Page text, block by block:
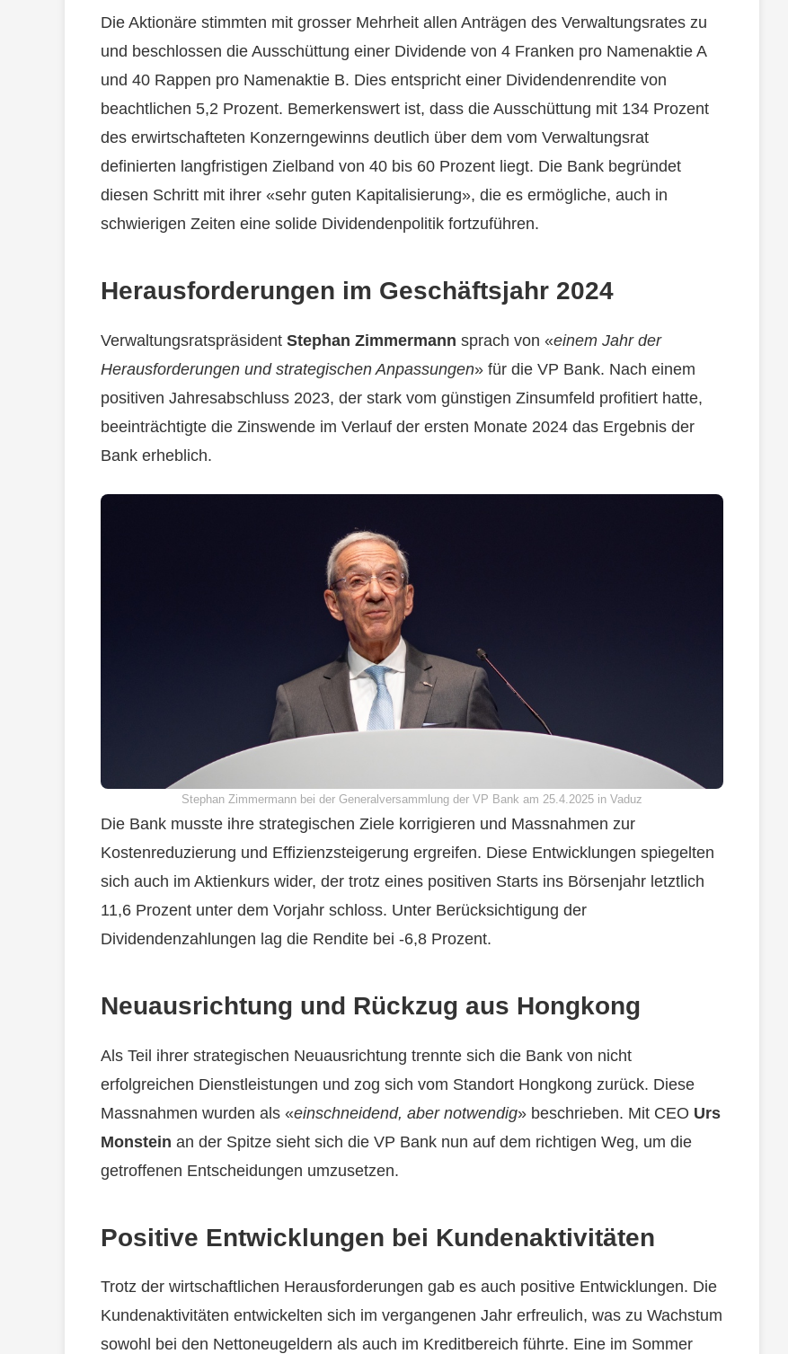
Die Aktionäre stimmten mit grosser Mehrheit allen Anträgen des Verwaltungsrates zu
und beschlossen die Ausschüttung einer Dividende von 4 Franken pro Namenaktie A
und 40 Rappen pro Namenaktie B. Dies entspricht einer Dividendenrendite von
beachtlichen 5,2 Prozent. Bemerkenswert ist, dass die Ausschüttung mit 134 Prozent
des erwirtschafteten Konzerngewinns deutlich über dem vom Verwaltungsrat
definierten langfristigen Zielband von 40 bis 60 Prozent liegt. Die Bank begründet
diesen Schritt mit ihrer «sehr guten Kapitalisierung», die es ermögliche, auch in
schwierigen Zeiten eine solide Dividendenpolitik fortzuführen.
Herausforderungen im Geschäftsjahr 2024
Verwaltungsratspräsident Stephan Zimmermann sprach von «einem Jahr der
Herausforderungen und strategischen Anpassungen» für die VP Bank. Nach einem
positiven Jahresabschluss 2023, der stark vom günstigen Zinsumfeld profitiert hatte,
beeinträchtigte die Zinswende im Verlauf der ersten Monate 2024 das Ergebnis der
Bank erheblich.
Stephan Zimmermann bei der Generalversammlung der VP Bank am 25.4.2025 in Vaduz
Die Bank musste ihre strategischen Ziele korrigieren und Massnahmen zur
Kostenreduzierung und Effizienzsteigerung ergreifen. Diese Entwicklungen spiegelten
sich auch im Aktienkurs wider, der trotz eines positiven Starts ins Börsenjahr letztlich
11,6 Prozent unter dem Vorjahr schloss. Unter Berücksichtigung der
Dividendenzahlungen lag die Rendite bei -6,8 Prozent.
Neuausrichtung und Rückzug aus Hongkong
Als Teil ihrer strategischen Neuausrichtung trennte sich die Bank von nicht
erfolgreichen Dienstleistungen und zog sich vom Standort Hongkong zurück. Diese
Massnahmen wurden als «einschneidend, aber notwendig» beschrieben. Mit CEO Urs
Monstein an der Spitze sieht sich die VP Bank nun auf dem richtigen Weg, um die
getroffenen Entscheidungen umzusetzen.
Positive Entwicklungen bei Kundenaktivitäten
Trotz der wirtschaftlichen Herausforderungen gab es auch positive Entwicklungen. Die
Kundenaktivitäten entwickelten sich im vergangenen Jahr erfreulich, was zu Wachstum
sowohl bei den Nettoneugeldern als auch im Kreditbereich führte. Eine im Sommer